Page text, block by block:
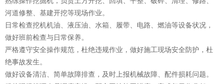
河道修整、基建开挖等现场作业。
日常检查挖机机油、液压油、水箱、履带、电路、燃油等设备状况，
做好班前检查与日常保养。
严格遵守安全操作规范，杜绝违规作业，做好施工现场安全防护，杜
绝事故发生。
做好设备清洁、简单故障排查，及时上报机械故障、配件损耗问题。